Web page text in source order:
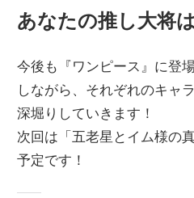
あなたの推し大将
今後も『ワンピース』に登
しながら、それぞれのキャ
深堀りしていきます！
次回は「五老星とイム様の
予定です！